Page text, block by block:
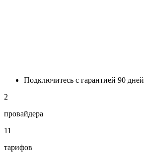
Подключитесь с гарантией 90 дней
2
провайдера
11
тарифов